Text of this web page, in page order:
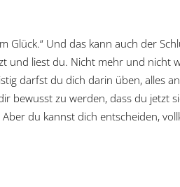
Glück.“ Und das kann auch der
liest du. Nicht mehr und nicht
darfst du dich darin üben, alles
bewusst zu werden, dass du jetzt
du kannst dich entscheiden,